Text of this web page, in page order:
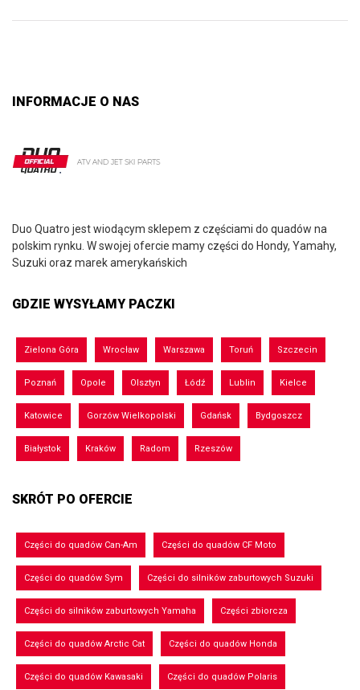
INFORMACJE O NAS
Duo Quatro jest wiodącym sklepem z częściami do quadów na
polskim rynku. W swojej ofercie mamy części do Hondy, Yamahy,
Suzuki oraz marek amerykańskich
GDZIE WYSYŁAMY PACZKI
Zielona Góra Wrocław Warszawa Toruń Szczecin
Poznań Opole Olsztyn Łódź Lublin Kielce
Katowice Gorzów Wielkopolski Gdańsk Bydgoszcz
Białystok Kraków Radom Rzeszów
SKRÓT PO OFERCIE
Części do quadów Can-Am Części do quadów CF Moto
Części do quadów Sym Części do silników zaburtowych Suzuki
Części do silników zaburtowych Yamaha Części zbiorcza
Części do quadów Arctic Cat Części do quadów Honda
Części do quadów Kawasaki Części do quadów Polaris